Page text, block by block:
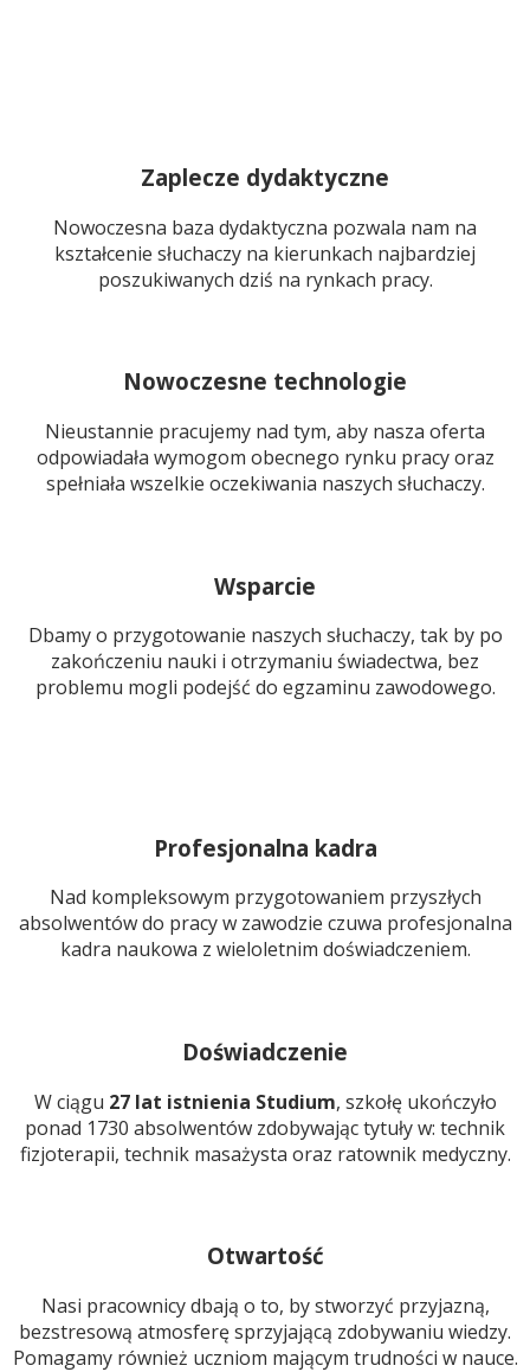
Zaplecze dydaktyczne
Nowoczesna baza dydaktyczna pozwala nam na
kształcenie słuchaczy na kierunkach najbardziej
poszukiwanych dziś na rynkach pracy.
Nowoczesne technologie
Nieustannie pracujemy nad tym, aby nasza oferta
odpowiadała wymogom obecnego rynku pracy oraz
spełniała wszelkie oczekiwania naszych słuchaczy.
Wsparcie
Dbamy o przygotowanie naszych słuchaczy, tak by po
zakończeniu nauki i otrzymaniu świadectwa, bez
problemu mogli podejść do egzaminu zawodowego.
Profesjonalna kadra
Nad kompleksowym przygotowaniem przyszłych
absolwentów do pracy w zawodzie czuwa profesjonalna
kadra naukowa z wieloletnim doświadczeniem.
Doświadczenie
W ciągu 27 lat istnienia Studium, szkołę ukończyło
ponad 1730 absolwentów zdobywając tytuły w: technik
fizjoterapii, technik masażysta oraz ratownik medyczny.
Otwartość
Nasi pracownicy dbają o to, by stworzyć przyjazną,
bezstresową atmosferę sprzyjającą zdobywaniu wiedzy.
Pomagamy również uczniom mającym trudności w nauce.